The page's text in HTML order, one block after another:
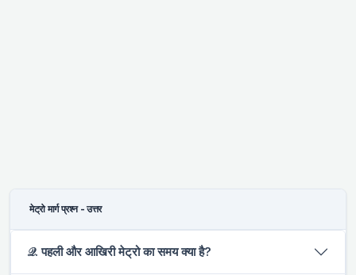
मेट्रो मार्ग प्रश्न - उत्तर
𝒬. पहली और आखिरी मेट्रो का समय क्या है?